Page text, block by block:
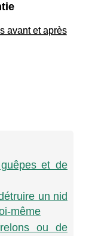
avant et après
et de
un nid
même
ou de